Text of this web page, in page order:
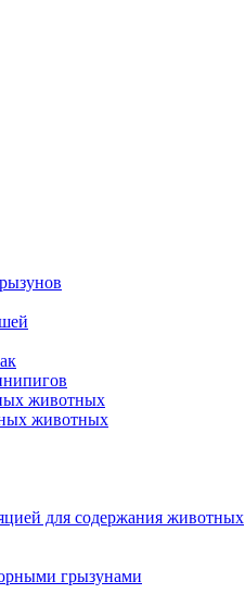
животных
животных
для содержания животных
грызунами